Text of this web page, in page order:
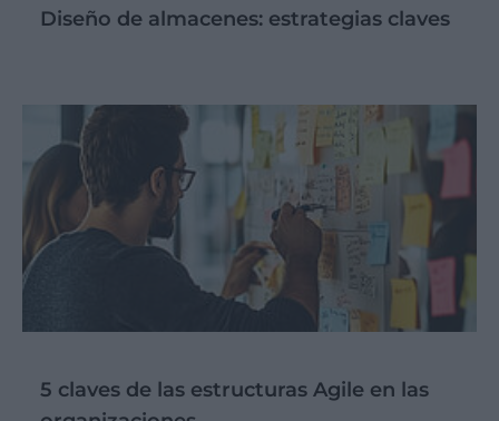
Diseño de almacenes: estrategias claves
5 claves de las estructuras Agile en las